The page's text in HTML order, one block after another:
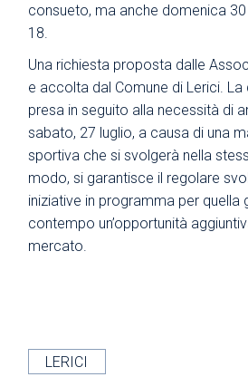
consueto, ma anche domenica 30
18.
Una richiesta proposta dalle
e accolta dal Comune di Lerici.
presa in seguito alla necessità di
sabato, 27 luglio, a causa di una
sportiva che si svolgerà nella
modo, si garantisce il regolare
iniziative in programma per quella
contempo un’opportunità
mercato.
LERICI